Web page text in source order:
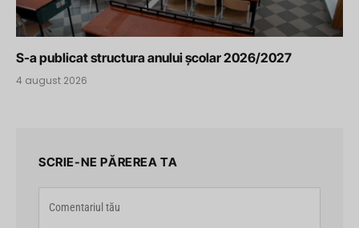
S-a publicat structura anului școlar 2026/2027
4 august 2026
SCRIE-NE PĂREREA TA